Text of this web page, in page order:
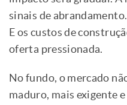
sinais de
E os custos de
oferta pressionada.
No fundo, o mercado
maduro, mais exigente